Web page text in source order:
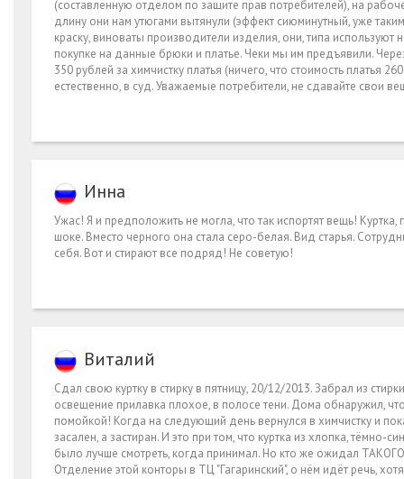
(составленную отделом по защите прав потребителей), на
длину они нам утюгами вытянули (эффект сиюминутный, уже
краску, виноваты производители изделия, они, типа
покупке на данные брюки и платье. Чеки мы им предъявили.
350 рублей за химчистку платья (ничего, что стоимость платья
естественно, в суд. Уважаемые потребители, не сдавайте свои
Инна
Ужас! Я и предположить не могла, что так испортят вещь!
шоке. Вместо черного она стала серо-белая. Вид старья.
себя. Вот и стирают все подряд! Не советую!
Виталий
Сдал свою куртку в стирку в пятницу, 20/12/2013. Забрал из
освещение прилавка плохое, в полосе тени. Дома обнаружил,
помойкой! Когда на следующий день вернулся в химчистку и
засален, а застиран. И это при том, что куртка из хлопка, тёмно-
было лучше смотреть, когда принимал. Но кто же ожидал
Отделение этой конторы в ТЦ "Гагаринский", о нём идёт речь,